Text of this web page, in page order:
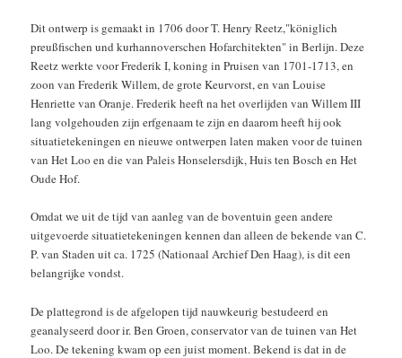
Dit ontwerp is gemaakt in 1706 door T. Henry Reetz,"königlich
preußfischen und kurhannoverschen Hofarchitekten" in Berlijn. Deze
Reetz werkte voor Frederik I, koning in Pruisen van 1701-1713, en
zoon van Frederik Willem, de grote Keurvorst, en van Louise
Henriette van Oranje. Frederik heeft na het overlijden van Willem III
lang volgehouden zijn erfgenaam te zijn en daarom heeft hij ook
situatietekeningen en nieuwe ontwerpen laten maken voor de tuinen
van Het Loo en die van Paleis Honselersdijk, Huis ten Bosch en Het
Oude Hof.
Omdat we uit de tijd van aanleg van de boventuin geen andere
uitgevoerde situatietekeningen kennen dan alleen de bekende van C.
P. van Staden uit ca. 1725 (Nationaal Archief Den Haag), is dit een
belangrijke vondst.
De plattegrond is de afgelopen tijd nauwkeurig bestudeerd en
geanalyseerd door ir. Ben Groen, conservator van de tuinen van Het
Loo. De tekening kwam op een juist moment. Bekend is dat in de